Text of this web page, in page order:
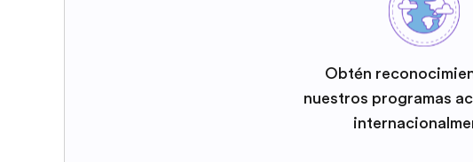
Obtén
nuestros programas